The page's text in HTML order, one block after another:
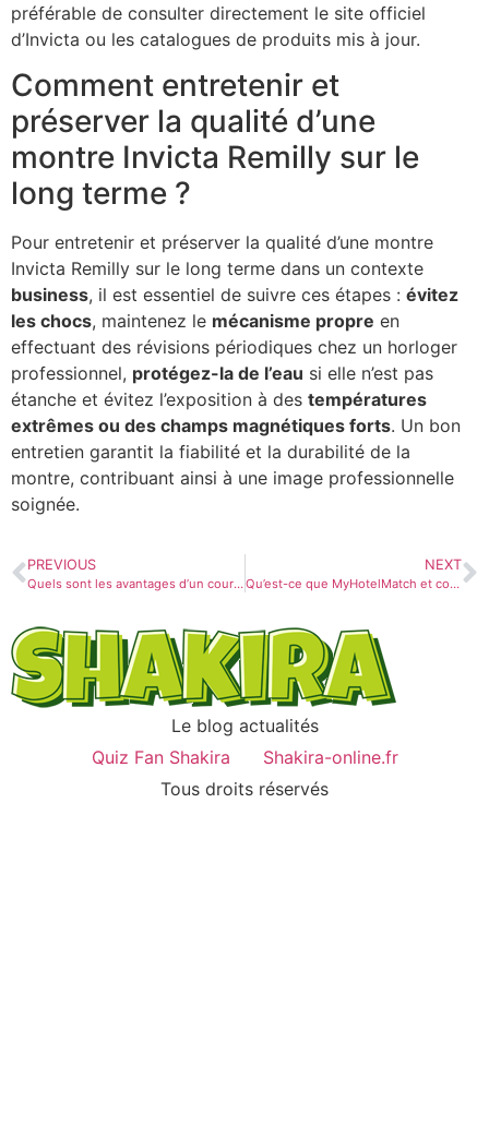
préférable de consulter directement le site officiel
d’Invicta ou les catalogues de produits mis à jour.
Comment entretenir et
préserver la qualité d’une
montre Invicta Remilly sur le
long terme ?
Pour entretenir et préserver la qualité d’une montre
Invicta Remilly sur le long terme dans un contexte
business, il est essentiel de suivre ces étapes : évitez
les chocs, maintenez le mécanisme propre en
effectuant des révisions périodiques chez un horloger
professionnel, protégez-la de l’eau si elle n’est pas
étanche et évitez l’exposition à des températures
extrêmes ou des champs magnétiques forts. Un bon
entretien garantit la fiabilité et la durabilité de la
montre, contribuant ainsi à une image professionnelle
soignée.
PREVIOUS
Quels sont les avantages d’un cours de pilotage chez Porsche ?
NEXT
Qu’est-ce que MyHotelMatch et comment peut-il bénéficier de la bourse?
Le blog actualités
Quiz Fan Shakira
Shakira-online.fr
Tous droits réservés